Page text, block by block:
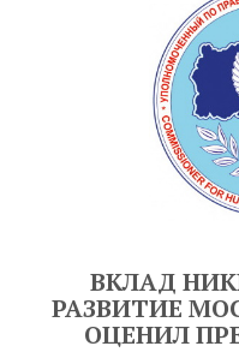
ВКЛАД
РАЗВИТИЕ
ОЦЕНИЛ